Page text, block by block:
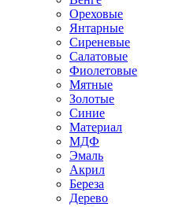
Ореховые
Янтарные
Сиреневые
Салатовые
Фиолетовые
Мятные
Золотые
Синие
Материал
МДФ
Эмаль
Акрил
Береза
Дерево